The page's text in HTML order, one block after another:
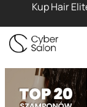
Kup Hair
Strona główna -